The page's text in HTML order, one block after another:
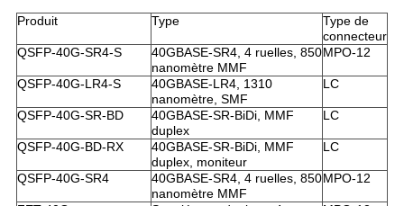
Produit Type
Type de
connecteur
QSFP-40G-SR4-S
40GBASE-SR4, 4 ruelles, 850
nanomètre MMF
MPO-12
QSFP-40G-LR4-S
40GBASE-LR4, 1310
nanomètre, SMF
LC
QSFP-40G-SR-BD
40GBASE-SR-BiDi, MMF
duplex
LC
QSFP-40G-BD-RX
40GBASE-SR-BiDi, MMF
duplex, moniteur
LC
QSFP-40G-SR4
40GBASE-SR4, 4 ruelles, 850
nanomètre MMF
MPO-12